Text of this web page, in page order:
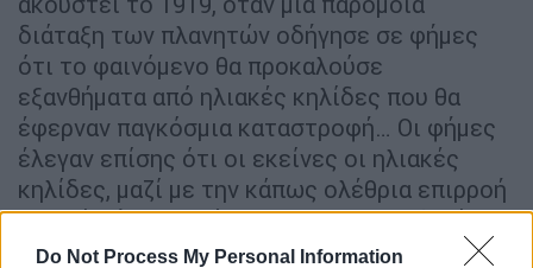
Do Not Process My Personal Information
διάταξη των πλανητών οδήγησε σε φήμες
ότι το φαινόμενο θα προκαλούσε
εξανθήματα από ηλιακές κηλίδες που θα
έφερναν παγκόσμια καταστροφή… Οι φήμες
έλεγαν επίσης ότι οι εκείνες οι ηλιακές
κηλίδες, μαζί με την κάπως ολέθρια επιρροή
του Δία, ήταν υπεύθυνες για την πανδημία
γρίπης του 1918.